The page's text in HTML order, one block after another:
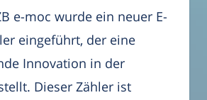
e-moc wurde ein neuer E-
eingeführt, der eine
Innovation in der
Dieser Zähler ist